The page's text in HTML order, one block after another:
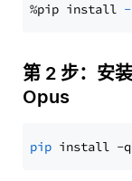
%pip install
第 2 步：安
Opus
pip install -